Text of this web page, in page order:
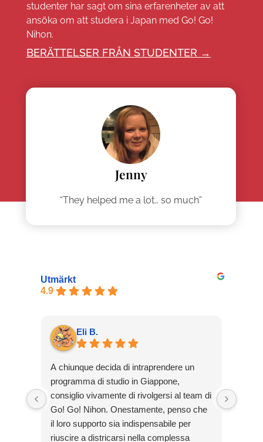
studenter har sagt om sina erfarenheter av att
ansöka om att studera i Japan med Go! Go!
Nihon.
BERÄTTELSER FRÅN STUDENTER →
Jenny
“They helped me a lot… so much”
Utmärkt
4.9
Eli B.
A chiunque decida di intraprendere un
programma di studio in Giappone,
consiglio vivamente di rivolgersi al team di
Go! Go! Nihon. Onestamente, penso che
il loro supporto sia indispensabile per
riuscire a districarsi nella complessa